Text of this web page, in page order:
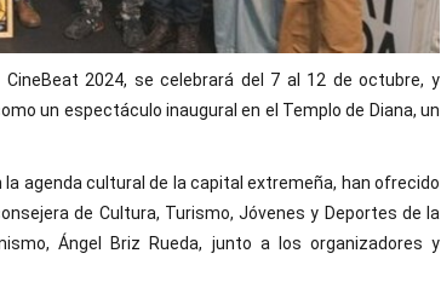
2024, se celebrará del 7 al 12 de octubre, y
un espectáculo inaugural en el Templo de Diana, un
agenda cultural de la capital extremeña, han ofrecido
de Cultura, Turismo, Jóvenes y Deportes de la
Ángel Briz Rueda, junto a los organizadores y